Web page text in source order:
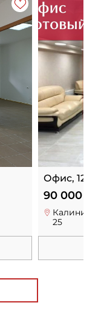
Офис, 121
90 000 р.
25